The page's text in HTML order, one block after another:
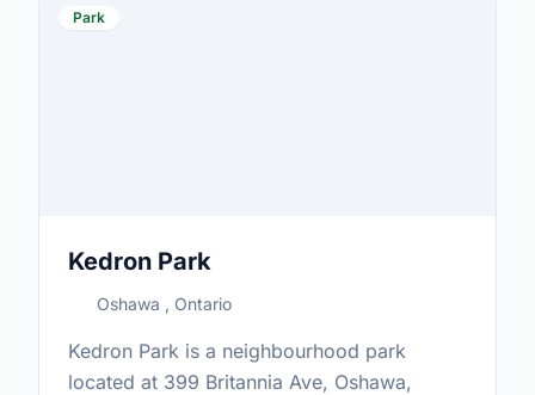
Park
Kedron Park
Oshawa , Ontario
Kedron Park is a neighbourhood park
located at 399 Britannia Ave, Oshawa,